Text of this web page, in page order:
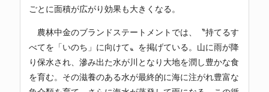
ごとに面積が広がり効果も大きくなる。
農林中金のブランドステートメントでは、〝持てるす
べてを「いのち」に向けて〟を掲げている。山に雨が降
り保水され、滲み出た水が川となり大地を潤し豊かな食
を育む。その滋養のある水が最終的に海に注がれ豊富な